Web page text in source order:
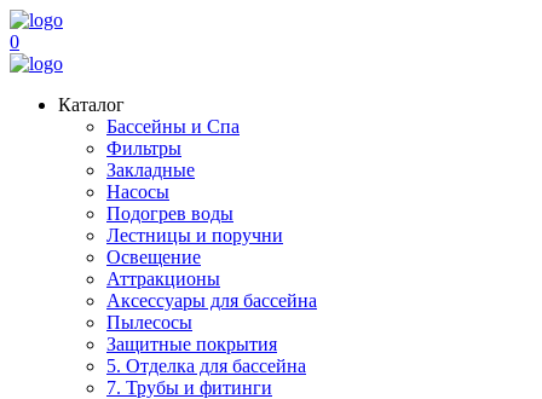
0
Каталог
Бассейны и Спа
Фильтры
Закладные
Насосы
Подогрев воды
Лестницы и поручни
Освещение
Аттракционы
Аксессуары для бассейна
Пылесосы
Защитные покрытия
5. Отделка для бассейна
7. Трубы и фитинги